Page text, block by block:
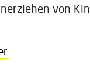
von